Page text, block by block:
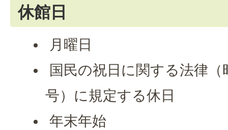
休館日
月曜日
国民の祝日に関する法律
号）に規定する休日
年末年始